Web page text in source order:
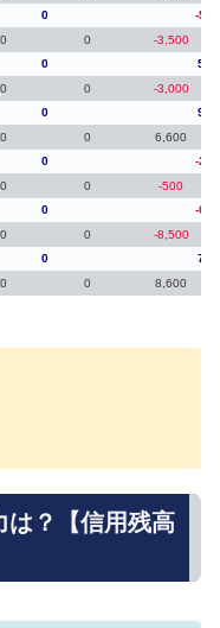
0
-
0 0 -3,500
0
0 0 -3,000
0
0 0 6,600
0
-
0 0 -500
0
-
0 0 -8,500
0
0 0 8,600
は？【信用残高